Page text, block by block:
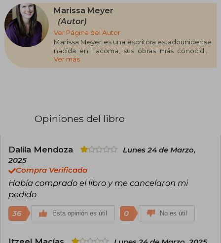
Marissa Meyer
(Autor)
Ver Página del Autor
Marissa Meyer es una escritora estadounidense
nacida en Tacoma, sus obras más conocidas
son las novelas Cinder y Winter primer y ante
penúltimo libro de la saga literaria futurista
como editora de libros durante cinco años y
Cinder después de participar en un concurso
de escritura en el año 2008, donde participó
con una historia centrada un Gato con Botas
Ver más
Opiniones del libro
Dalila Mendoza
Lunes 24 de Marzo,
2025
Compra Verificada
Había comprado el libro y me cancelaron mi
pedido
36 Esta opinión es útil 0 No es útil